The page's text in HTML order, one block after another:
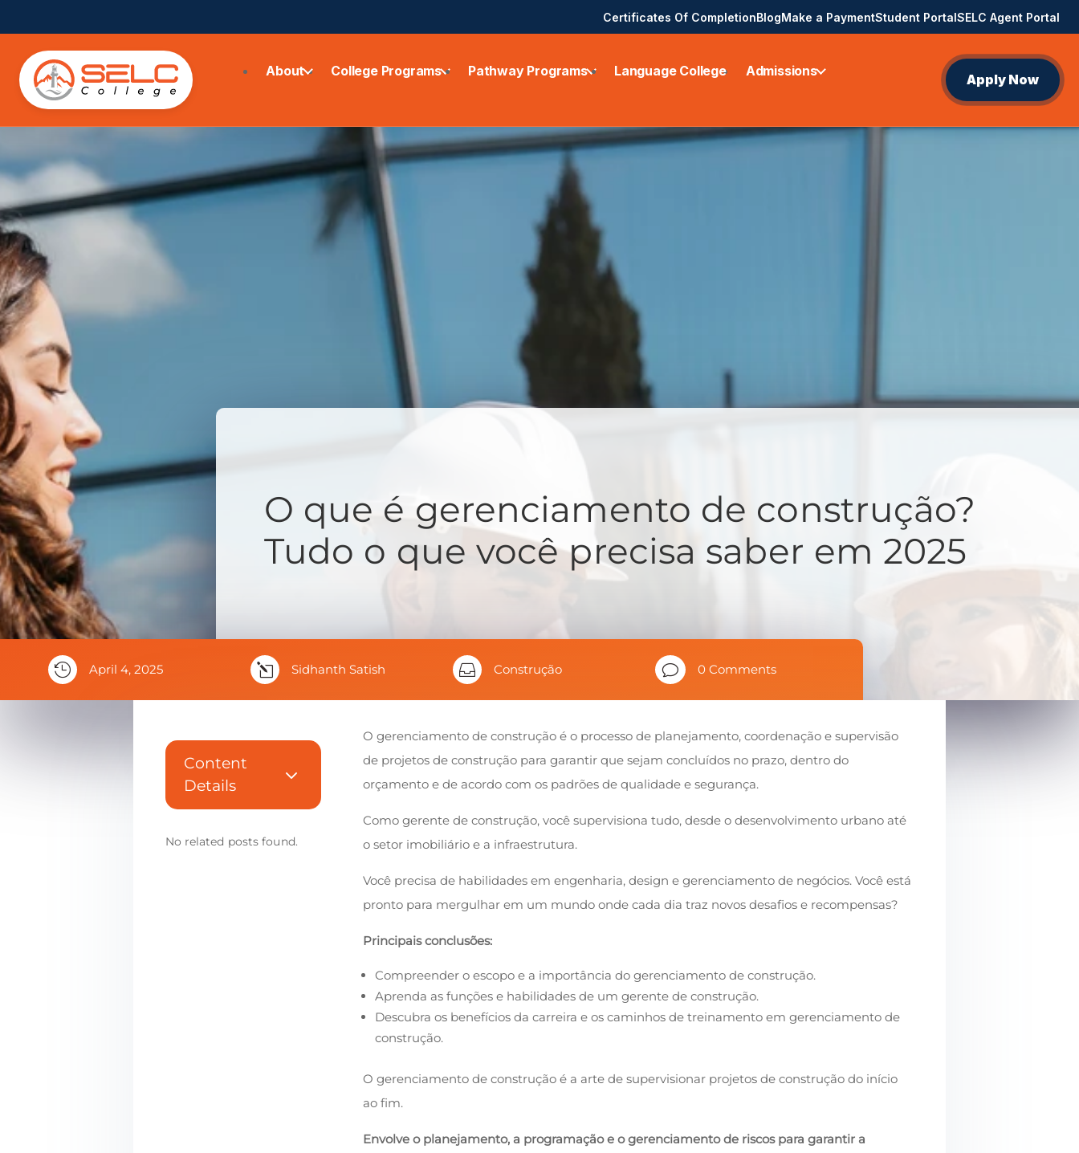
Certificates Of CompletionBlogMake a PaymentStudent PortalSELC Agent Portal
About College Programs Pathway Programs Language College Admissions
Apply Now
O que é gerenciamento de construção?
Tudo o que você precisa saber em 2025
 April 4, 2025 l Sidhanth Satish  Construção v 0 Comments
Content
Details
3
No related posts found.
O gerenciamento de construção é o processo de planejamento, coordenação e supervisão
de projetos de construção para garantir que sejam concluídos no prazo, dentro do
orçamento e de acordo com os padrões de qualidade e segurança.
Como gerente de construção, você supervisiona tudo, desde o desenvolvimento urbano até
o setor imobiliário e a infraestrutura.
Você precisa de habilidades em engenharia, design e gerenciamento de negócios. Você está
pronto para mergulhar em um mundo onde cada dia traz novos desafios e recompensas?
Principais conclusões:
Compreender o escopo e a importância do gerenciamento de construção.
Aprenda as funções e habilidades de um gerente de construção.
Descubra os benefícios da carreira e os caminhos de treinamento em gerenciamento de
construção.
O gerenciamento de construção é a arte de supervisionar projetos de construção do início
ao fim.
Envolve o planejamento, a programação e o gerenciamento de riscos para garantir a